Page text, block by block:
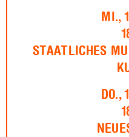
MI.,
STAATLICHES
DO.,